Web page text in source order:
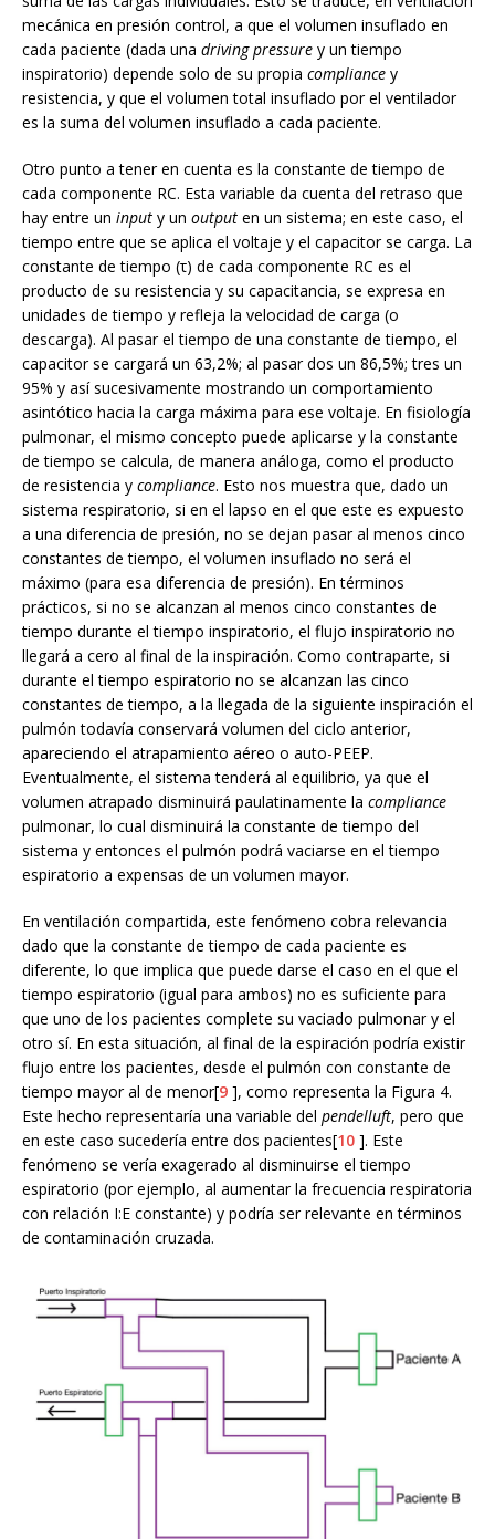
mecánica en presión control, a que el volumen insuflado en
cada paciente (dada una driving pressure y un tiempo
inspiratorio) depende solo de su propia compliance y
resistencia, y que el volumen total insuflado por el ventilador
es la suma del volumen insuflado a cada paciente.
Otro punto a tener en cuenta es la constante de tiempo de
cada componente RC. Esta variable da cuenta del retraso que
hay entre un input y un output en un sistema; en este caso, el
tiempo entre que se aplica el voltaje y el capacitor se carga. La
constante de tiempo (τ) de cada componente RC es el
producto de su resistencia y su capacitancia, se expresa en
unidades de tiempo y refleja la velocidad de carga (o
descarga). Al pasar el tiempo de una constante de tiempo, el
capacitor se cargará un 63,2%; al pasar dos un 86,5%; tres un
95% y así sucesivamente mostrando un comportamiento
asintótico hacia la carga máxima para ese voltaje. En fisiología
pulmonar, el mismo concepto puede aplicarse y la constante
de tiempo se calcula, de manera análoga, como el producto
de resistencia y compliance. Esto nos muestra que, dado un
sistema respiratorio, si en el lapso en el que este es expuesto
a una diferencia de presión, no se dejan pasar al menos cinco
constantes de tiempo, el volumen insuflado no será el
máximo (para esa diferencia de presión). En términos
prácticos, si no se alcanzan al menos cinco constantes de
tiempo durante el tiempo inspiratorio, el flujo inspiratorio no
llegará a cero al final de la inspiración. Como contraparte, si
durante el tiempo espiratorio no se alcanzan las cinco
constantes de tiempo, a la llegada de la siguiente inspiración el
pulmón todavía conservará volumen del ciclo anterior,
apareciendo el atrapamiento aéreo o auto-PEEP.
Eventualmente, el sistema tenderá al equilibrio, ya que el
volumen atrapado disminuirá paulatinamente la compliance
pulmonar, lo cual disminuirá la constante de tiempo del
sistema y entonces el pulmón podrá vaciarse en el tiempo
espiratorio a expensas de un volumen mayor.
En ventilación compartida, este fenómeno cobra relevancia
dado que la constante de tiempo de cada paciente es
diferente, lo que implica que puede darse el caso en el que el
tiempo espiratorio (igual para ambos) no es suficiente para
que uno de los pacientes complete su vaciado pulmonar y el
otro sí. En esta situación, al final de la espiración podría existir
flujo entre los pacientes, desde el pulmón con constante de
tiempo mayor al de menor[9 ], como representa la Figura 4.
Este hecho representaría una variable del pendelluft, pero que
en este caso sucedería entre dos pacientes[10 ]. Este
fenómeno se vería exagerado al disminuirse el tiempo
espiratorio (por ejemplo, al aumentar la frecuencia respiratoria
con relación I:E constante) y podría ser relevante en términos
de contaminación cruzada.